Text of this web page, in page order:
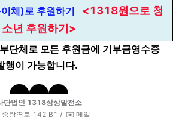
체)로 후원하기
<1318원으로 청
소년 후원하기>
단체로 모든 후원금에 기부금영수증
행이 가능합니다.
단법인 1318상상발전소
랑역로 142 B1 / ✉️ 메일